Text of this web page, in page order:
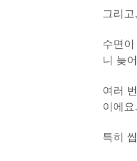
그리
수면
니 늦
여러
이에요.
특히